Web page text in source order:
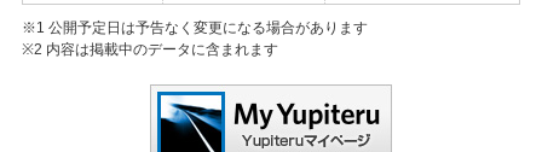
2022/11/25
メンテナンスにともなうサービス一時停止のお知らせ
※1 公開予定日は予告なく変更になる場合があります
※2 内容は掲載中のデータに含まれます